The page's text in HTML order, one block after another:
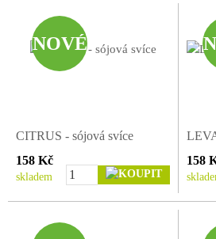
kritérii navrženými organizací RSPO.
vyžadují produkci palmového oleje bez
férových pracovních podmínek a
palmového oleje s certifikací RSPO je navíc
druhům živočichů a rostlin, které se v
NOVÉ
CITRUS - sójová svíce
158 Kč
skladem
158